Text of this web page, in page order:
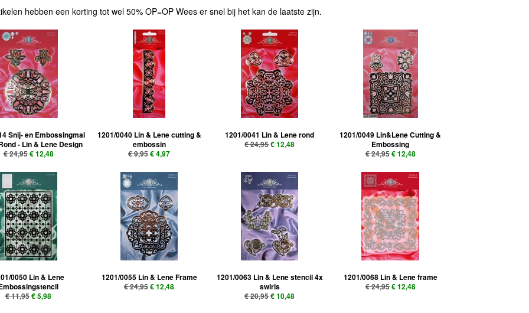
hebben een korting tot wel 50% OP=OP Wees er snel bij het kan de laatste zijn.
Snij- en Embossingmal
- Lin & Lene Design
€ 24,95€ 12,48
1201/0040 Lin & Lene cutting &
embossin
€ 9,95€ 4,97
1201/0041 Lin & Lene rond
€ 24,95€ 12,48
1201/0049 Lin&Lene Cutting &
Embossing
€ 24,95€ 12,48
0050 Lin & Lene
€ 11,95€ 5,98
1201/0055 Lin & Lene Frame
€ 24,95€ 12,48
1201/0063 Lin & Lene stencil 4x
swirls
€ 20,95€ 10,48
1201/0068 Lin & Lene frame
€ 24,95€ 12,48